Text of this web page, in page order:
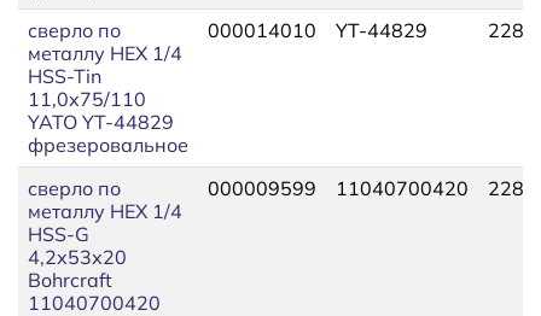
сверло по
металлу HEX 1/4
HSS-Tin
11,0х75/110
YATO YT-44829
фрезеровальное
000014010 YT-44829
сверло по
металлу HEX 1/4
HSS-G
4,2х53х20
Bohrcraft
11040700420
000009599 11040700420